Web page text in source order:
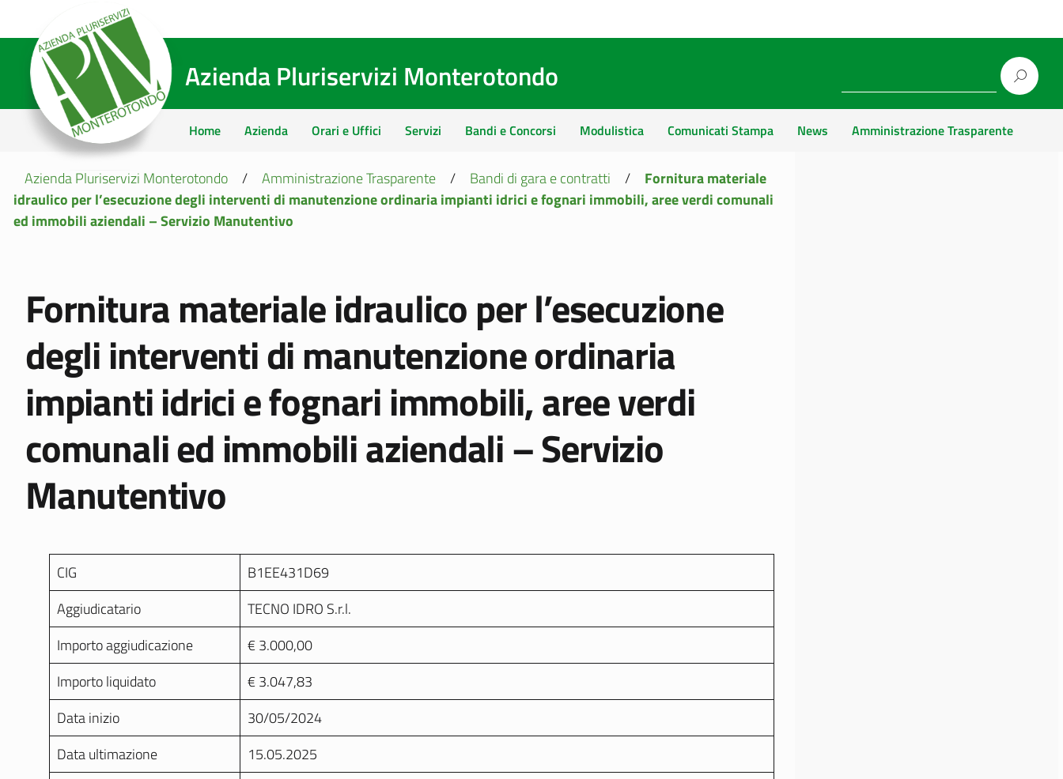
Azienda Pluriservizi Monterotondo
Home Azienda Orari e Uffici Servizi Bandi e Concorsi Modulistica Comunicati Stampa News Amministrazione Trasparente
Azienda Pluriservizi Monterotondo / Amministrazione Trasparente / Bandi di gara e contratti /
Fornitura materiale
idraulico per l’esecuzione degli interventi di manutenzione ordinaria impianti idrici e fognari immobili, aree verdi comunali
ed immobili aziendali – Servizio Manutentivo
Fornitura materiale idraulico per l’esecuzione
degli interventi di manutenzione ordinaria
impianti idrici e fognari immobili, aree verdi
comunali ed immobili aziendali – Servizio
Manutentivo
CIG
B1EE431D69
Aggiudicatario
TECNO IDRO S.r.l.
Importo aggiudicazione
€ 3.000,00
Importo liquidato
€ 3.047,83
Data inizio
30/05/2024
Data ultimazione
15.05.2025